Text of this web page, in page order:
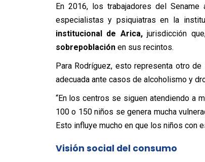
En 2016, los trabajadores del
especialistas y psiquiatras en la
institucional de Arica,jurisdicción
sobrepoblaciónen sus recintos.
Para Rodríguez, esto representa otro
adecuada ante casos de alcoholismo y
“En los centros se siguen atendiendo a
100 o 150 niños se genera mucha
Esto influye mucho en que los niños con
Visión social del consumo